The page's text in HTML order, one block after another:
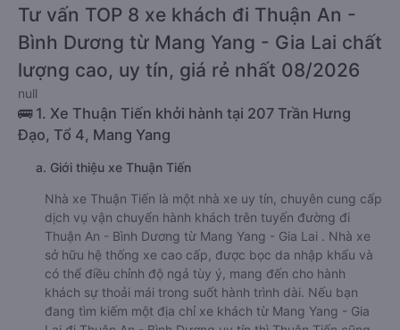
Tư vấn TOP 8 xe khách đi Thuận An -
Bình Dương từ Mang Yang - Gia Lai chất
lượng cao, uy tín, giá rẻ nhất 08/2026
null
🚌 1. Xe Thuận Tiến khởi hành tại 207 Trần Hưng
Đạo, Tổ 4, Mang Yang
a. Giới thiệu xe Thuận Tiến
Nhà xe Thuận Tiến là một nhà xe uy tín, chuyên cung cấp
dịch vụ vận chuyển hành khách trên tuyến đường đi
Thuận An - Bình Dương từ Mang Yang - Gia Lai . Nhà xe
sở hữu hệ thống xe cao cấp, được bọc da nhập khẩu và
có thể điều chỉnh độ ngả tùy ý, mang đến cho hành
khách sự thoải mái trong suốt hành trình dài. Nếu bạn
đang tìm kiếm một địa chỉ xe khách từ Mang Yang - Gia